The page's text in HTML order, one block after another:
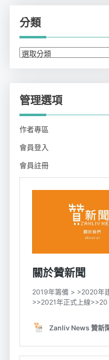
分類
分
管理選項
作者專區
會員登入
會員註冊